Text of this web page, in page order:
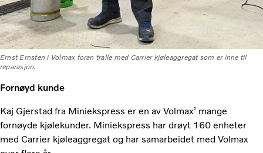
Ernst Ernsten i Volmax foran tralle med Carrier kjøleaggregat som er inne til
reparasjon.
Fornøyd kunde
Kaj Gjerstad fra Miniekspress er en av Volmax’ mange
fornøyde kjølekunder. Miniekspress har drøyt 160 enheter
med Carrier kjøleaggregat og har samarbeidet med Volmax